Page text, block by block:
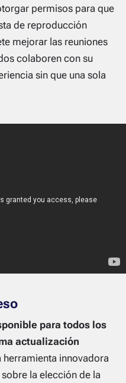
permisos para que
de reproducción
mejorar las reuniones
colaboren con su
sin que una sola
para todos los
actualización
herramienta innovadora
la elección de la